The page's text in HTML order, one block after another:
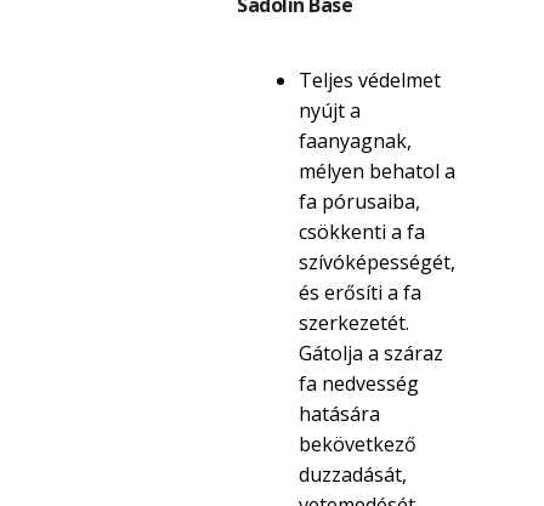
Teljes védelmet
nyújt a
faanyagnak,
mélyen behatol a
fa pórusaiba,
csökkenti a fa
szívóképességét,
és erősíti a fa
szerkezetét.
Gátolja a száraz
fa nedvesség
hatására
bekövetkező
duzzadását,